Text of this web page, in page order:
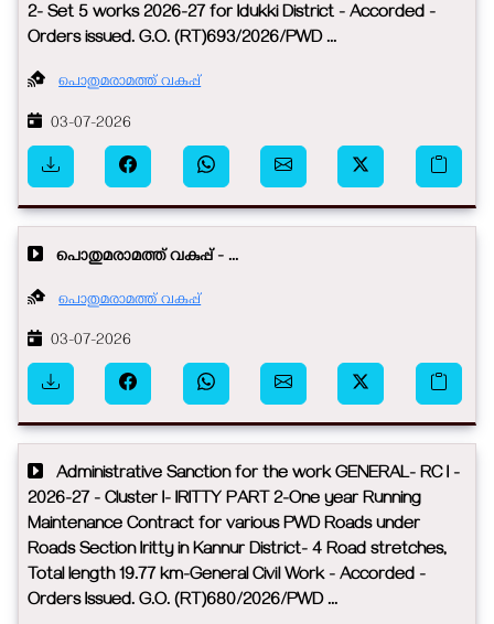
2- Set 5 works 2026-27 for Idukki District - Accorded -
Orders issued. G.O. (RT)693/2026/PWD ...
പൊതുമരാമത്ത് വകുപ്പ്
03-07-2026
പൊതുമരാമത്ത് വകുപ്പ് - ...
പൊതുമരാമത്ത് വകുപ്പ്
03-07-2026
Administrative Sanction for the work GENERAL- RC I -
2026-27 - Cluster I- IRITTY PART 2-One year Running
Maintenance Contract for various PWD Roads under
Roads Section Iritty in Kannur District- 4 Road stretches,
Total length 19.77 km-General Civil Work - Accorded -
Orders Issued. G.O. (RT)680/2026/PWD ...